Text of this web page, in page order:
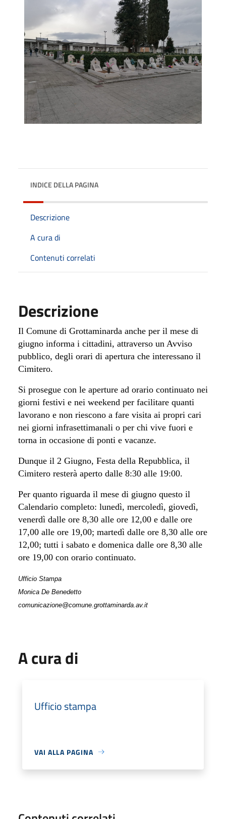
INDICE DELLA PAGINA
Descrizione
A cura di
Contenuti correlati
Descrizione
Il Comune di Grottaminarda anche per il mese di
giugno informa i cittadini, attraverso un Avviso
pubblico, degli orari di apertura che interessano il
Cimitero.
Si prosegue con le aperture ad orario continuato nei
giorni festivi e nei weekend per facilitare quanti
lavorano e non riescono a fare visita ai propri cari
nei giorni infrasettimanali o per chi vive fuori e
torna in occasione di ponti e vacanze.
Dunque il 2 Giugno, Festa della Repubblica, il
Cimitero resterà aperto dalle 8:30 alle 19:00.
Per quanto riguarda il mese di giugno questo il
Calendario completo: lunedì, mercoledì, giovedì,
venerdì dalle ore 8,30 alle ore 12,00 e dalle ore
17,00 alle ore 19,00; martedì dalle ore 8,30 alle ore
12,00; tutti i sabato e domenica dalle ore 8,30 alle
ore 19,00 con orario continuato.
Ufficio Stampa
Monica De Benedetto
comunicazione@comune.grottaminarda.av.it
A cura di
Ufficio stampa
VAI ALLA PAGINA